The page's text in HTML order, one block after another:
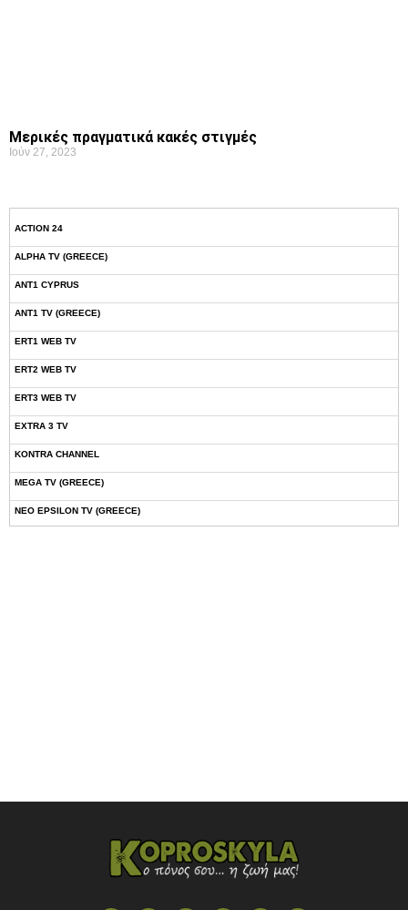
Μερικές πραγματικά κακές στιγμές
Ιούν 27, 2023
ACTION 24
ALPHA TV (GREECE)
ANT1 CYPRUS
ANT1 TV (GREECE)
ERT1 WEB TV
ERT2 WEB TV
ERT3 WEB TV
EXTRA 3 TV
KONTRA CHANNEL
MEGA TV (GREECE)
NEO EPSILON TV (GREECE)